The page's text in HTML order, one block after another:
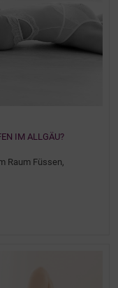
IM ALLGÄU?
Raum Füssen,